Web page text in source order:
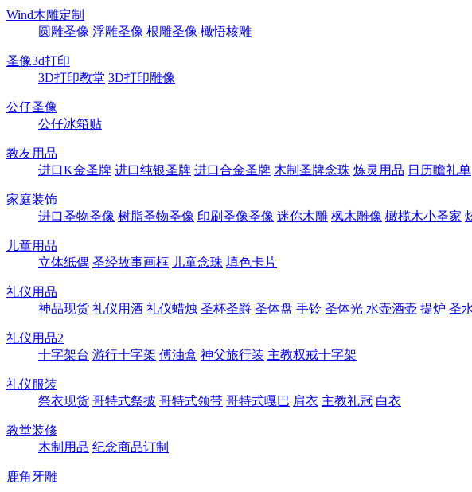
Wind木雕定制
圆雕圣像 浮雕圣像 根雕圣像 橄悟核雕
圣像3d打印
3D打印教堂 3D打印雕像
公仔圣像
公仔冰箱贴
教友用品
进口K金圣牌 进口纯银圣牌 进口合金圣牌 木制圣牌念珠 炼灵用品 日历瞻礼单
家庭装饰
进口圣物圣像 树脂圣物圣像 印刷圣像圣像 迷你木雕 枫木雕像 橄榄木小圣家
儿童用品
立体纸偶 圣经故事画框 儿童念珠 填色卡片
礼仪用品
神品现货 礼仪用酒 礼仪蜡烛 圣杯圣爵 圣体盘 手铃 圣体光 水壶酒壶 提炉 圣
礼仪用品2
十字架台 游行十字架 傅油盒 神父旅行装 主教权戒十字架
礼仪服装
祭衣现货 哥特式祭披 哥特式领带 哥特式嘎巴 肩衣 主教礼冠 白衣
教堂装修
木制用品 纪念商品订制
鹿角牙雕